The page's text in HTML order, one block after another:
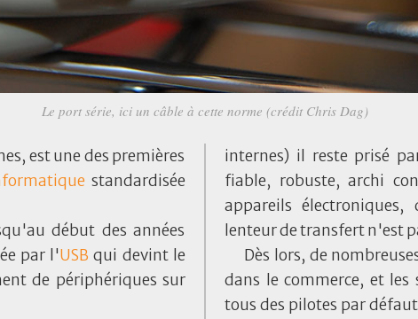
Le port série, ici un câble à cette norme (crédit Chris Dag)
est une des premières
standardisée
début des années
par l'USB qui devint le
de périphériques sur
internes) il reste prisé
fiable, robuste, archi
appareils
lenteur de transfert n'est
Dès lors, de
dans le commerce, et
tous des pilotes par